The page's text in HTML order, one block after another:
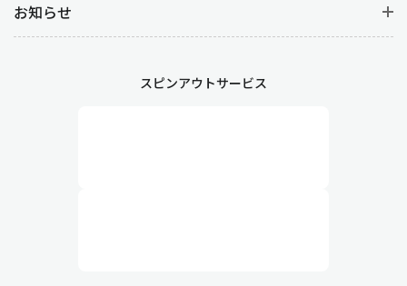
お知らせ
スピンアウトサービス